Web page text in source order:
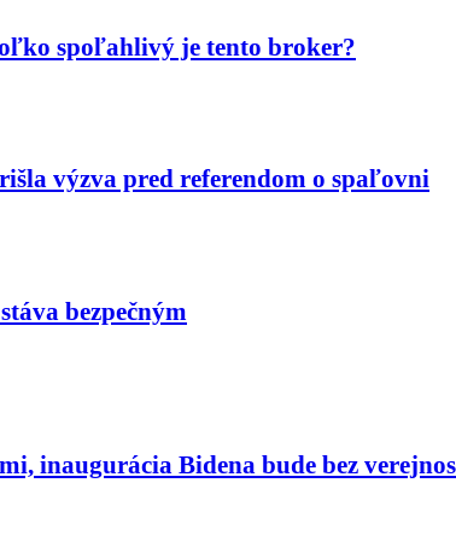
spoľahlivý je tento broker?
výzva pred referendom o spaľovni
bezpečným
inaugurácia Bidena bude bez